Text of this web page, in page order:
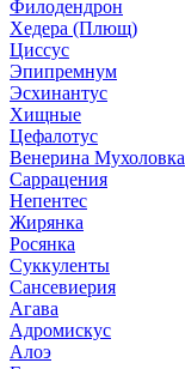
Филодендрон
Хедера (Плющ)
Циссус
Эпипремнум
Эсхинантус
Хищные
Цефалотус
Венерина Мухоловка
Саррацения
Непентес
Жирянка
Росянка
Суккуленты
Сансевиерия
Агава
Адромискус
Алоэ